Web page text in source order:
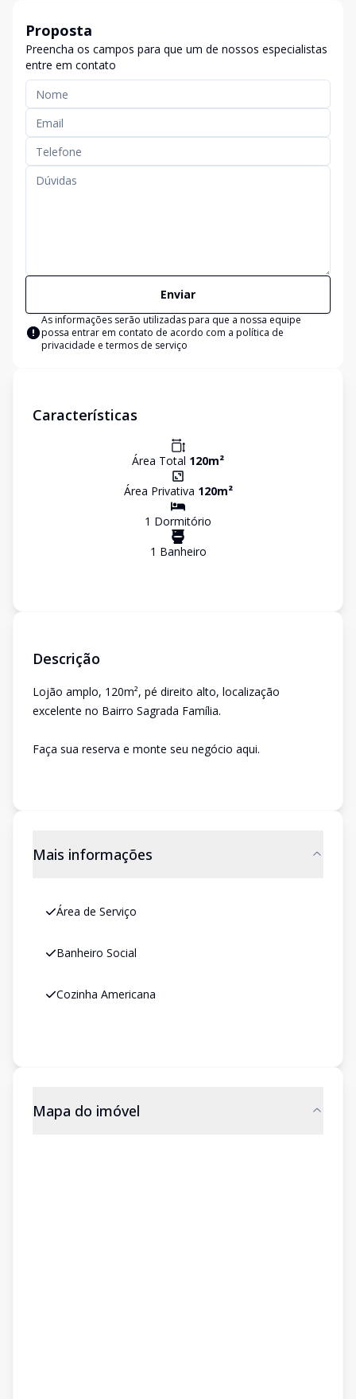
Proposta
Preencha os campos para que um de nossos especialistas
entre em contato
Enviar
As informações serão utilizadas para que a nossa equipe
possa entrar em contato de acordo com a política de
privacidade e termos de serviço
Características
Área Total 120m²
Área Privativa 120m²
1 Dormitório
1 Banheiro
Descrição
Lojão amplo, 120m², pé direito alto, localização
excelente no Bairro Sagrada Família.
Faça sua reserva e monte seu negócio aqui.
Mais informações
Área de Serviço
Banheiro Social
Cozinha Americana
Mapa do imóvel